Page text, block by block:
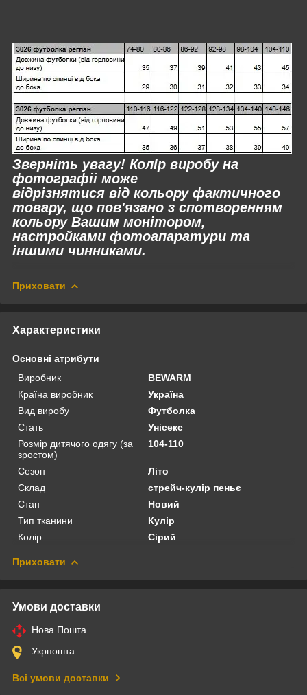
Зверніть увагу! КолІр виробу на
фотографіі може
відрізнятися від кольору фактичного
товару, що пов'язано з спотворенням
кольору Вашим монітором,
настройками фотоапаратури та
іншими чинниками.
Приховати
Характеристики
Основні атрибути
Виробник
BEWARM
Країна виробник
Україна
Вид виробу
Футболка
Стать
Унісекс
Розмір дитячого одягу (за
зростом)
104-110
Сезон
Літо
Склад
стрейч-кулір пеньє
Стан
Новий
Тип тканини
Кулір
Колір
Сірий
Приховати
Умови доставки
Нова Пошта
Укрпошта
Всі умови доставки